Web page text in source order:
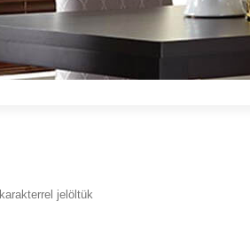
karakterrel jelöltük